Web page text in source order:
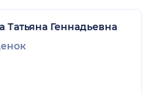
Татьяна Геннадьевна